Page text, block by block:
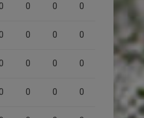
0 0 0
0 0 0
0 0 0
0 0 0